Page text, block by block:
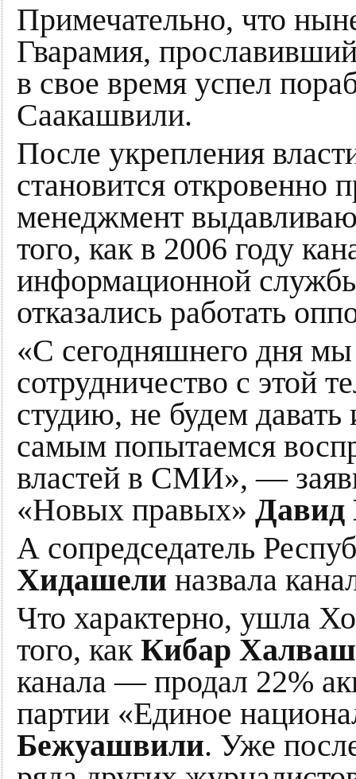
Примечательно, что
Гварамия,
в свое время успел
Саакашвили.
После укрепления
становится откровенно
менеджмент
того, как в 2006 году
информационной
отказались работать
«С сегодняшнего дня
сотрудничество с этой
студию, не будем
самым попытаемся
властей в СМИ», —
«Новых правых» Давид
А сопредседатель
Хидашели назвала
Что характерно, ушла
того, как Кибар
канала — продал 22%
партии «Единое
Бежуашвили. Уже